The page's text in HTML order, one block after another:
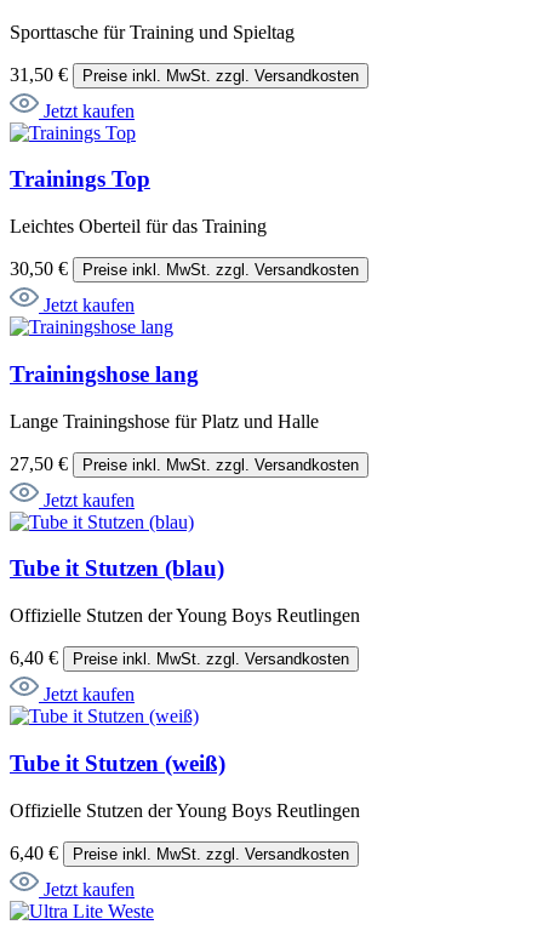
Sporttasche für Training und Spieltag
31,50 € Preise inkl. MwSt. zzgl. Versandkosten
Jetzt kaufen
Trainings Top
Leichtes Oberteil für das Training
30,50 € Preise inkl. MwSt. zzgl. Versandkosten
Jetzt kaufen
Trainingshose lang
Lange Trainingshose für Platz und Halle
27,50 € Preise inkl. MwSt. zzgl. Versandkosten
Jetzt kaufen
Tube it Stutzen (blau)
Offizielle Stutzen der Young Boys Reutlingen
6,40 € Preise inkl. MwSt. zzgl. Versandkosten
Jetzt kaufen
Tube it Stutzen (weiß)
Offizielle Stutzen der Young Boys Reutlingen
6,40 € Preise inkl. MwSt. zzgl. Versandkosten
Jetzt kaufen